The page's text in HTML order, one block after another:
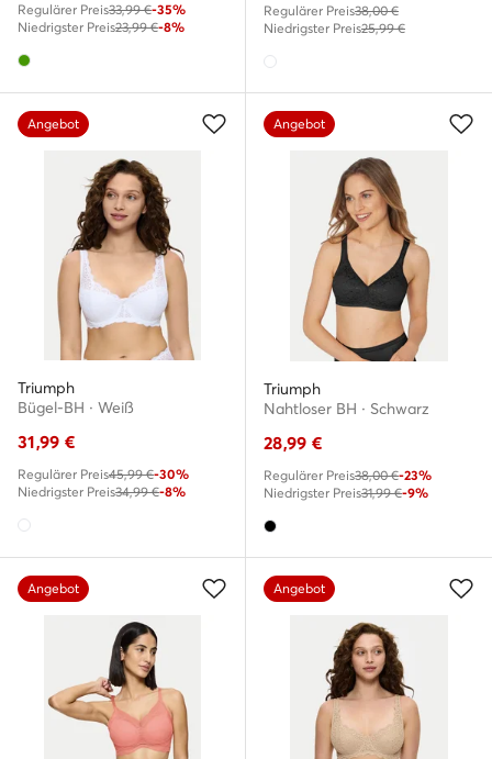
Regulärer Preis33,99 €-35%
Niedrigster Preis23,99 €-8%
Regulärer Preis38,00 €
Niedrigster Preis25,99 €
Angebot
Triumph
Bügel-BH · Weiß
31,99 €
Regulärer Preis45,99 €-30%
Niedrigster Preis34,99 €-8%
Angebot
Triumph
Nahtloser BH · Schwarz
28,99 €
Regulärer Preis38,00 €-23%
Niedrigster Preis31,99 €-9%
Angebot Angebot